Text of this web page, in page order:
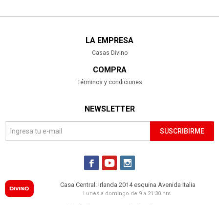
LA EMPRESA
Casas Divino
COMPRA
Términos y condiciones
NEWSLETTER
SUSCRIBIRME
  
Casa Central: Irlanda 2014 esquina Avenida Italia
Lunes a domingo de 9 a 21:30 hrs.